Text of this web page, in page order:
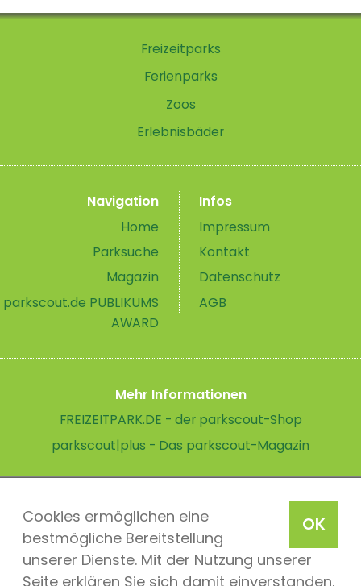
OK
Cookies ermöglichen eine
bestmögliche Bereitstellung
unserer Dienste. Mit der Nutzung unserer
Seite erklären Sie sich damit einverstanden,
Freizeitparks
Ferienparks
Zoos
Erlebnisbäder
Navigation
Home
Parksuche
Magazin
parkscout.de PUBLIKUMS
AWARD
Infos
Impressum
Kontakt
Datenschutz
AGB
Mehr Informationen
FREIZEITPARK.DE - der parkscout-Shop
parkscout|plus - Das parkscout-Magazin